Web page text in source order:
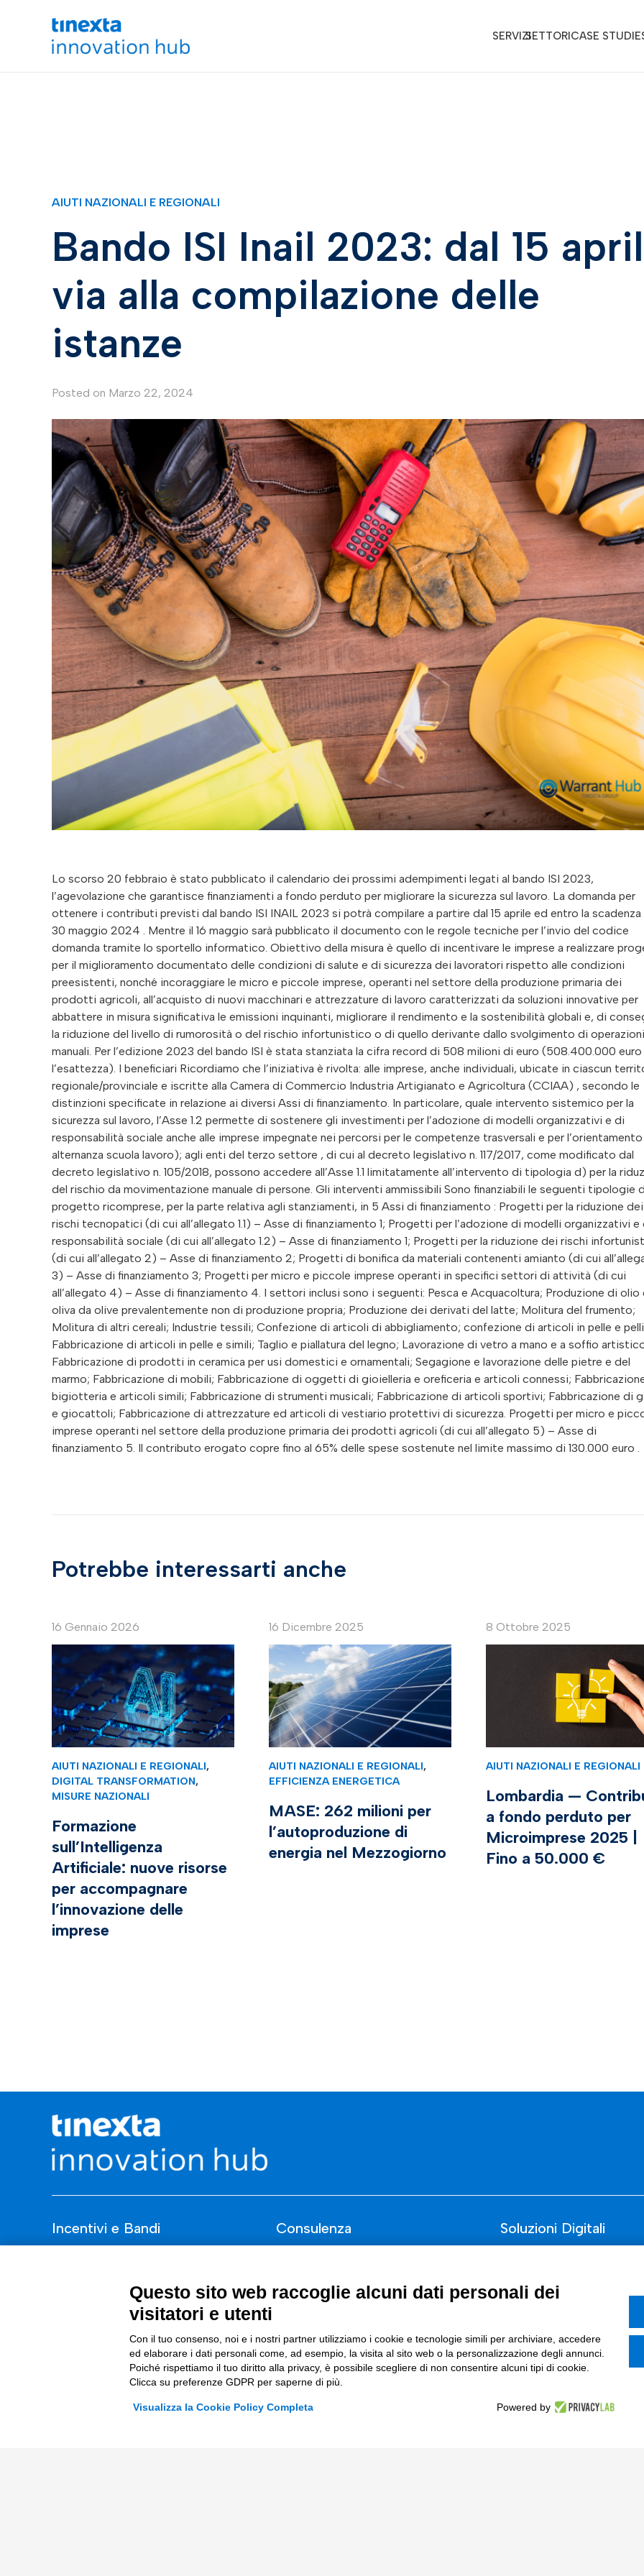
SERVIZISETTORICASE
AIUTI NAZIONALI E REGIONALI
Bando ISI Inail 2023: dal 15
via alla compilazione delle
istanze
Posted on Marzo 22, 2024
Lo scorso 20 febbraio è stato pubblicato il calendario dei prossimi adempimenti legati al bando ISI 2023,
l’agevolazione che garantisce finanziamenti a fondo perduto per migliorare la sicurezza sul lavoro. La domanda per
ottenere i contributi previsti dal bando ISI INAIL 2023 si potrà compilare a partire dal 15 aprile ed entro la scadenza
30 maggio 2024 . Mentre il 16 maggio sarà pubblicato il documento con le regole tecniche per l’invio del codice
domanda tramite lo sportello informatico. Obiettivo della misura è quello di incentivare le imprese a realizzare
per il miglioramento documentato delle condizioni di salute e di sicurezza dei lavoratori rispetto alle condizioni
preesistenti, nonché incoraggiare le micro e piccole imprese, operanti nel settore della produzione primaria dei
prodotti agricoli, all’acquisto di nuovi macchinari e attrezzature di lavoro caratterizzati da soluzioni innovative per
abbattere in misura significativa le emissioni inquinanti, migliorare il rendimento e la sostenibilità globali e, di
la riduzione del livello di rumorosità o del rischio infortunistico o di quello derivante dallo svolgimento di operazioni
manuali. Per l’edizione 2023 del bando ISI è stata stanziata la cifra record di 508 milioni di euro (508.400.000 euro
l’esattezza). I beneficiari Ricordiamo che l’iniziativa è rivolta: alle imprese, anche individuali, ubicate in ciascun
regionale/provinciale e iscritte alla Camera di Commercio Industria Artigianato e Agricoltura (CCIAA) , secondo le
distinzioni specificate in relazione ai diversi Assi di finanziamento. In particolare, quale intervento sistemico per la
sicurezza sul lavoro, l’Asse 1.2 permette di sostenere gli investimenti per l’adozione di modelli organizzativi e di
responsabilità sociale anche alle imprese impegnate nei percorsi per le competenze trasversali e per
alternanza scuola lavoro); agli enti del terzo settore , di cui al decreto legislativo n. 117/2017, come modificato dal
decreto legislativo n. 105/2018, possono accedere all’Asse 1.1 limitatamente all’intervento di tipologia d) per la
del rischio da movimentazione manuale di persone. Gli interventi ammissibili Sono finanziabili le seguenti tipologie
progetto ricomprese, per la parte relativa agli stanziamenti, in 5 Assi di finanziamento : Progetti per la riduzione dei
rischi tecnopatici (di cui all’allegato 1.1) – Asse di finanziamento 1; Progetti per l’adozione di modelli organizzativi e
responsabilità sociale (di cui all’allegato 1.2) – Asse di finanziamento 1; Progetti per la riduzione dei rischi
(di cui all’allegato 2) – Asse di finanziamento 2; Progetti di bonifica da materiali contenenti amianto (di cui
3) – Asse di finanziamento 3; Progetti per micro e piccole imprese operanti in specifici settori di attività (di cui
all’allegato 4) – Asse di finanziamento 4. I settori inclusi sono i seguenti: Pesca e Acquacoltura; Produzione di olio
oliva da olive prevalentemente non di produzione propria; Produzione dei derivati del latte; Molitura del frumento;
Molitura di altri cereali; Industrie tessili; Confezione di articoli di abbigliamento; confezione di articoli in pelle e
Fabbricazione di articoli in pelle e simili; Taglio e piallatura del legno; Lavorazione di vetro a mano e a soffio
Fabbricazione di prodotti in ceramica per usi domestici e ornamentali; Segagione e lavorazione delle pietre e del
marmo; Fabbricazione di mobili; Fabbricazione di oggetti di gioielleria e oreficeria e articoli connessi;
bigiotteria e articoli simili; Fabbricazione di strumenti musicali; Fabbricazione di articoli sportivi; Fabbricazione di
e giocattoli; Fabbricazione di attrezzature ed articoli di vestiario protettivi di sicurezza. Progetti per micro e
imprese operanti nel settore della produzione primaria dei prodotti agricoli (di cui all’allegato 5) – Asse di
finanziamento 5. Il contributo erogato copre fino al 65% delle spese sostenute nel limite massimo di 130.000 euro .
Potrebbe interessarti anche
16 Gennaio 2026
AIUTI NAZIONALI E REGIONALI,
DIGITAL TRANSFORMATION,
MISURE NAZIONALI
Formazione
sull’Intelligenza
Artificiale: nuove risorse
per accompagnare
l’innovazione delle
imprese
16 Dicembre 2025
AIUTI NAZIONALI E REGIONALI,
EFFICIENZA ENERGETICA
MASE: 262 milioni per
l’autoproduzione di
energia nel Mezzogiorno
8 Ottobre 2025
AIUTI NAZIONALI E REGIONALI
Lombardia —
a fondo perduto per
Microimprese 2025 |
Fino a 50.000 €
Incentivi e Bandi Consulenza
Finanza
Innovazione di prodotto e processo
Digital Marketing
Data & BI
Trasformazione Digitale
Soluzioni Digitali
Supply Chain
Soluzioni AI
Compliance
Questo sito web raccoglie alcuni dati personali dei
visitatori e utenti
Con il tuo consenso, noi e i nostri partner utilizziamo i cookie e tecnologie simili per archiviare, accedere
ed elaborare i dati personali come, ad esempio, la visita al sito web o la personalizzazione degli annunci.
Poiché rispettiamo il tuo diritto alla privacy, è possibile scegliere di non consentire alcuni tipi di cookie.
Clicca su preferenze GDPR per saperne di più.
Visualizza la Cookie Policy Completa Powered by